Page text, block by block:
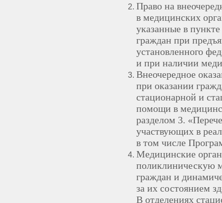
Право на
в медицинских
указанные в
граждан при
установленного
и при наличии
Внеочередное
при оказании
стационарной и
помощи в
разделом 3.
участвующих в
в том числе
Медицинские
поликлиническую
граждан и
за их состоянием
В отделениях